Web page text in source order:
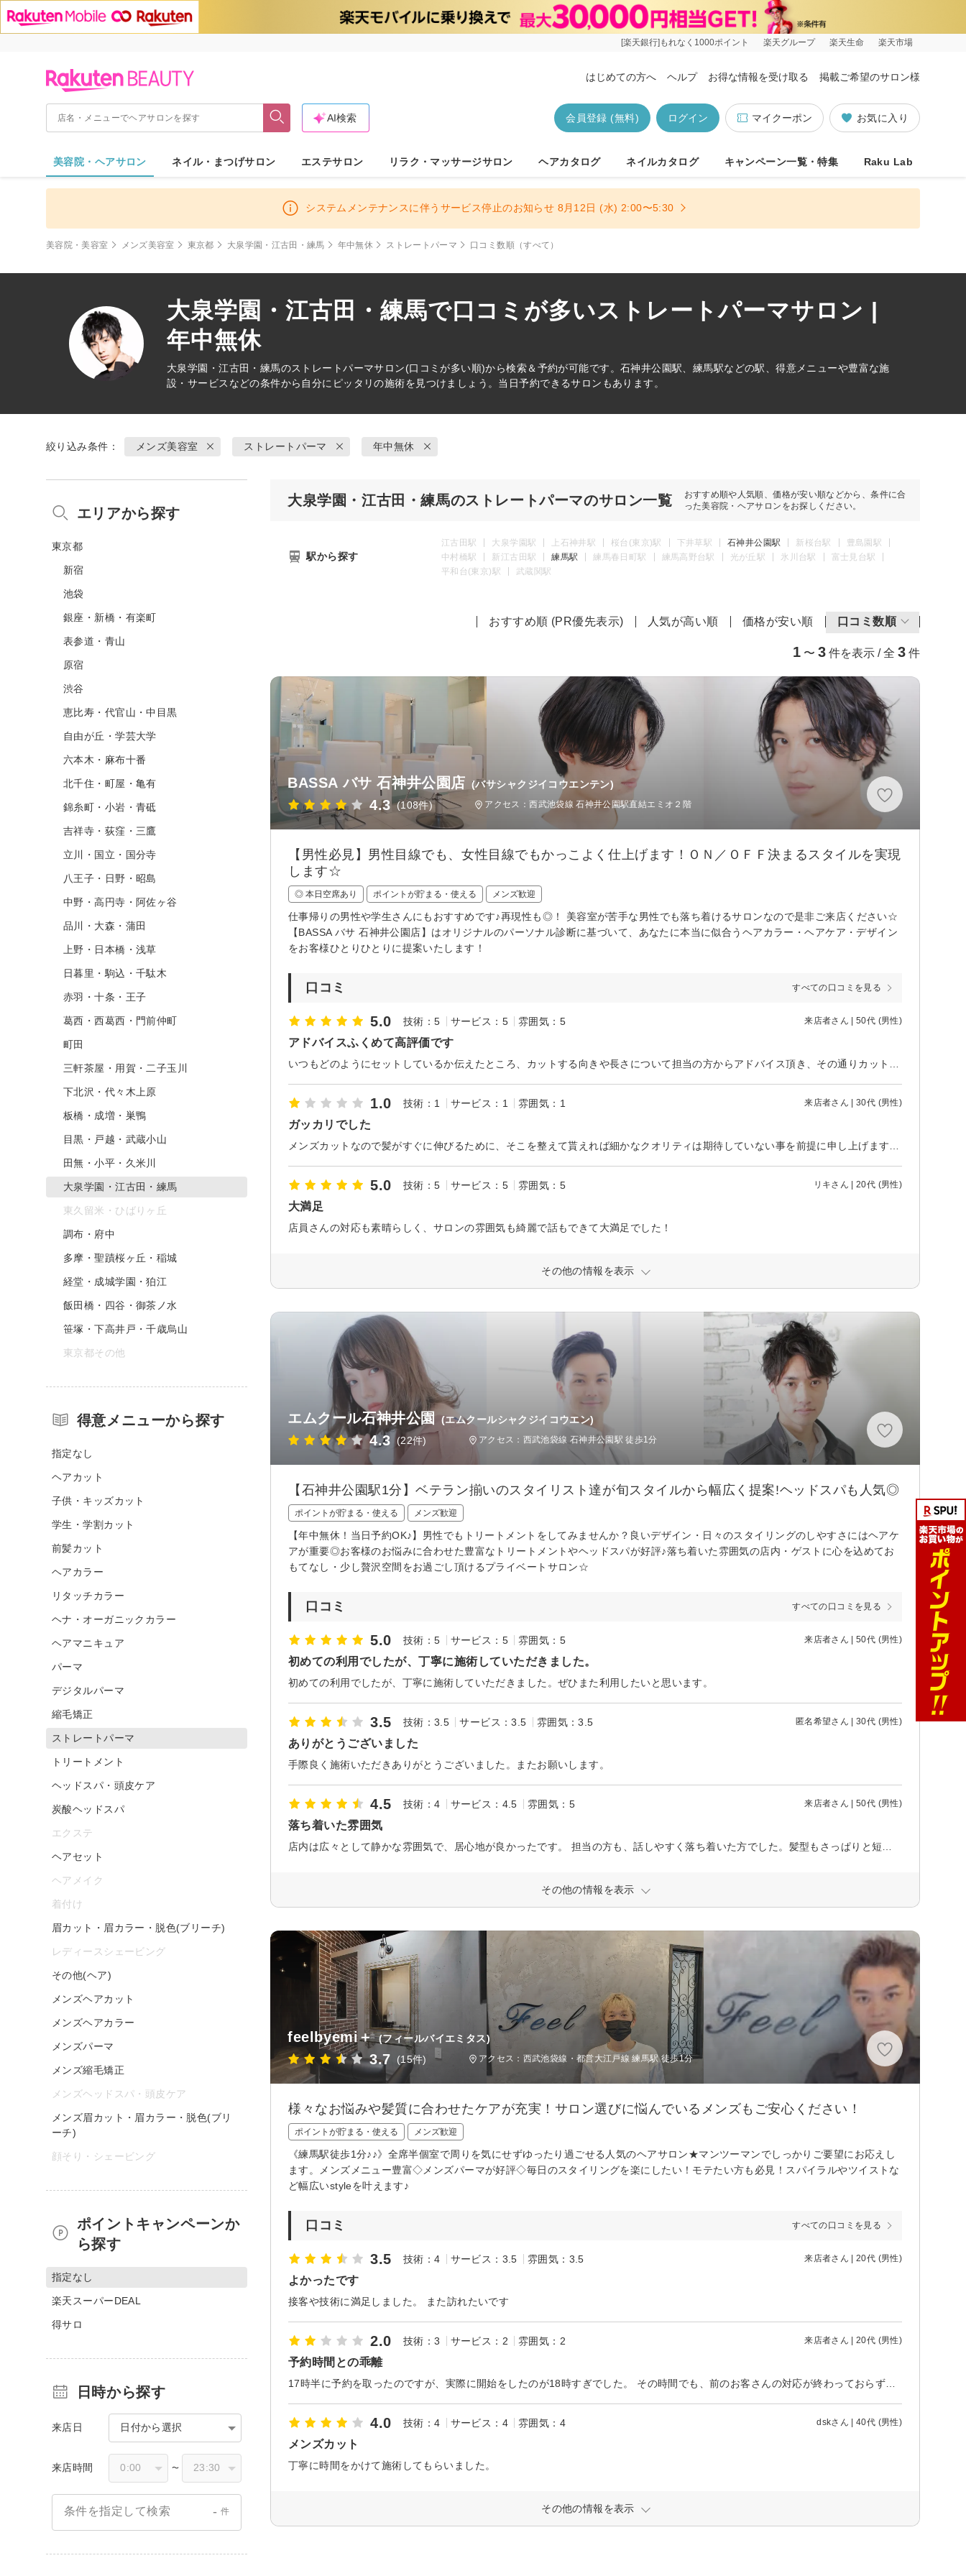
[楽天銀行]もれなく1000ポイント 楽天グループ 楽天生命 楽天市場
はじめての方へ ヘルプ お得な情報を受け取る 掲載ご希望のサロン様
お気に入り
マイクーポン
ログイン
会員登録 (無料)
AI検索
美容院・ヘアサロン ネイル・まつげサロン エステサロン リラク・マッサージサロン ヘアカタログ ネイルカタログ キャンペーン一覧・特集 Raku Lab
システムメンテナンスに伴うサービス停止のお知らせ 8月12日 (水) 2:00〜5:30
美容院・美容室 メンズ美容室 東京都 大泉学園・江古田・練馬 年中無休 ストレートパーマ 口コミ数順（すべて）
大泉学園・江古田・練馬で口コミが多いストレートパーマサロン |
年中無休
大泉学園・江古田・練馬のストレートパーマサロン(口コミが多い順)から検索＆予約が可能です。石神井公園駅、練馬駅などの駅、得意メニューや豊富な施
設・サービスなどの条件から自分にピッタリの施術を見つけましょう。当日予約できるサロンもあります。
絞り込み条件： メンズ美容室 ストレートパーマ 年中無休
大泉学園・江古田・練馬のストレートパーマのサロン一覧
おすすめ順や人気順、価格が安い順などから、条件に合
った美容院・ヘアサロンをお探しください。
駅から探す
江古田駅 大泉学園駅 上石神井駅 桜台(東京)駅 下井草駅 石神井公園駅 新桜台駅
豊島園駅
中村橋駅
新江古田駅 練馬駅 練馬春日町駅 練馬高野台駅 光が丘駅 氷川台駅
富士見台駅
平和台(東京)駅
武蔵関駅
おすすめ順 (PR優先表示) 人気が高い順 価格が安い順 口コミ数順
1 〜 3 件を表示 / 全 3 件
BASSA バサ 石神井公園店 (バサシャクジイコウエンテン)
4.3 (108件) アクセス：西武池袋線 石神井公園駅直結エミオ２階
【男性必見】男性目線でも、女性目線でもかっこよく仕上げます！ＯＮ／ＯＦＦ決まるスタイルを実現
します☆
◎ 本日空席あり ポイントが貯まる・使える メンズ歓迎
仕事帰りの男性や学生さんにもおすすめです♪再現性も◎！ 美容室が苦手な男性でも落ち着けるサロンなので是非ご来店ください☆
【BASSA バサ 石神井公園店】はオリジナルのパーソナル診断に基づいて、あなたに本当に似合うヘアカラー・ヘアケア・デザイン
をお客様ひとりひとりに提案いたします！
口コミ すべての口コミを見る
5.0 技術：5 サービス：5 雰囲気：5 来店者さん | 50代 (男性)
アドバイスふくめて高評価です
1.0 技術：1 サービス：1 雰囲気：1 来店者さん | 30代 (男性)
ガッカリでした
5.0 技術：5 サービス：5 雰囲気：5 リキさん | 20代 (男性)
大満足
店員さんの対応も素晴らしく、サロンの雰囲気も綺麗で話もできて大満足でした！
その他の情報を表示
エムクール石神井公園 (エムクールシャクジイコウエン)
4.3 (22件) アクセス：西武池袋線 石神井公園駅 徒歩1分
【石神井公園駅1分】ベテラン揃いのスタイリスト達が旬スタイルから幅広く提案!ヘッドスパも人気◎
ポイントが貯まる・使える メンズ歓迎
【年中無休！当日予約OK♪】男性でもトリートメントをしてみませんか？良いデザイン・日々のスタイリングのしやすさにはヘアケ
アが重要◎お客様のお悩みに合わせた豊富なトリートメントやヘッドスパが好評♪落ち着いた雰囲気の店内・ゲストに心を込めてお
もてなし・少し贅沢空間をお過ごし頂けるプライベートサロン☆
口コミ すべての口コミを見る
5.0 技術：5 サービス：5 雰囲気：5 来店者さん | 50代 (男性)
初めての利用でしたが、丁寧に施術していただきました。
初めての利用でしたが、丁寧に施術していただきました。ぜひまた利用したいと思います。
3.5 技術：3.5 サービス：3.5 雰囲気：3.5 匿名希望さん | 30代 (男性)
ありがとうございました
手際良く施術いただきありがとうございました。またお願いします。
4.5 技術：4 サービス：4.5 雰囲気：5 来店者さん | 50代 (男性)
落ち着いた雰囲気
その他の情報を表示
feelbyemi＋ (フィールバイエミタス)
3.7 (15件) アクセス：西武池袋線・都営大江戸線 練馬駅 徒歩1分
様々なお悩みや髪質に合わせたケアが充実！サロン選びに悩んでいるメンズもご安心ください！
ポイントが貯まる・使える メンズ歓迎
《練馬駅徒歩1分♪♪》全席半個室で周りを気にせずゆったり過ごせる人気のヘアサロン★マンツーマンでしっかりご要望にお応えし
ます。メンズメニュー豊富◇メンズパーマが好評◇毎日のスタイリングを楽にしたい！モテたい方も必見！スパイラルやツイストな
ど幅広いstyleを叶えます♪
口コミ すべての口コミを見る
3.5 技術：4 サービス：3.5 雰囲気：3.5 来店者さん | 20代 (男性)
よかったです
接客や技術に満足しました。 また訪れたいです
2.0 技術：3 サービス：2 雰囲気：2 来店者さん | 20代 (男性)
予約時間との乖離
4.0 技術：4 サービス：4 雰囲気：4 dskさん | 40代 (男性)
メンズカット
丁寧に時間をかけて施術してもらいました。
その他の情報を表示
エリアから探す
東京都
新宿
池袋
銀座・新橋・有楽町
表参道・青山
原宿
渋谷
恵比寿・代官山・中目黒
自由が丘・学芸大学
六本木・麻布十番
北千住・町屋・亀有
錦糸町・小岩・青砥
吉祥寺・荻窪・三鷹
立川・国立・国分寺
八王子・日野・昭島
中野・高円寺・阿佐ヶ谷
品川・大森・蒲田
上野・日本橋・浅草
日暮里・駒込・千駄木
赤羽・十条・王子
葛西・西葛西・門前仲町
町田
三軒茶屋・用賀・二子玉川
下北沢・代々木上原
板橋・成増・巣鴨
目黒・戸越・武蔵小山
田無・小平・久米川
大泉学園・江古田・練馬
東久留米・ひばりヶ丘
調布・府中
多摩・聖蹟桜ヶ丘・稲城
経堂・成城学園・狛江
飯田橋・四谷・御茶ノ水
笹塚・下高井戸・千歳烏山
東京都その他
得意メニューから探す
指定なし
ヘアカット
子供・キッズカット
学生・学割カット
前髪カット
ヘアカラー
リタッチカラー
ヘナ・オーガニックカラー
ヘアマニキュア
パーマ
デジタルパーマ
縮毛矯正
ストレートパーマ
トリートメント
ヘッドスパ・頭皮ケア
炭酸ヘッドスパ
エクステ
ヘアセット
ヘアメイク
着付け
眉カット・眉カラー・脱色(ブリーチ)
レディースシェービング
その他(ヘア)
メンズヘアカット
メンズヘアカラー
メンズパーマ
メンズ縮毛矯正
メンズヘッドスパ・頭皮ケア
メンズ眉カット・眉カラー・脱色(ブリ
ーチ)
顔そり・シェービング
ポイントキャンペーンか
ら探す
指定なし
楽天スーパーDEAL
得サロ
日時から探す
来店日 日付から選択
来店時間 〜
条件を指定して検索 - 件